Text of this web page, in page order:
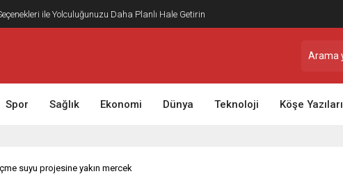
Alışkanlıkları: Türkiye’de Artan İlginin Nedenleri
Spor Sağlık Ekonomi Dünya Teknoloji Köşe Yazıları
suyu projesine yakın mercek